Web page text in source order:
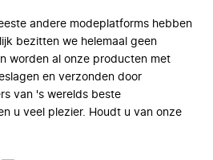
andere modeplatforms hebben
bezitten we helemaal geen
worden al onze producten met
en verzonden door
van 's werelds beste
u veel plezier. Houdt u van onze